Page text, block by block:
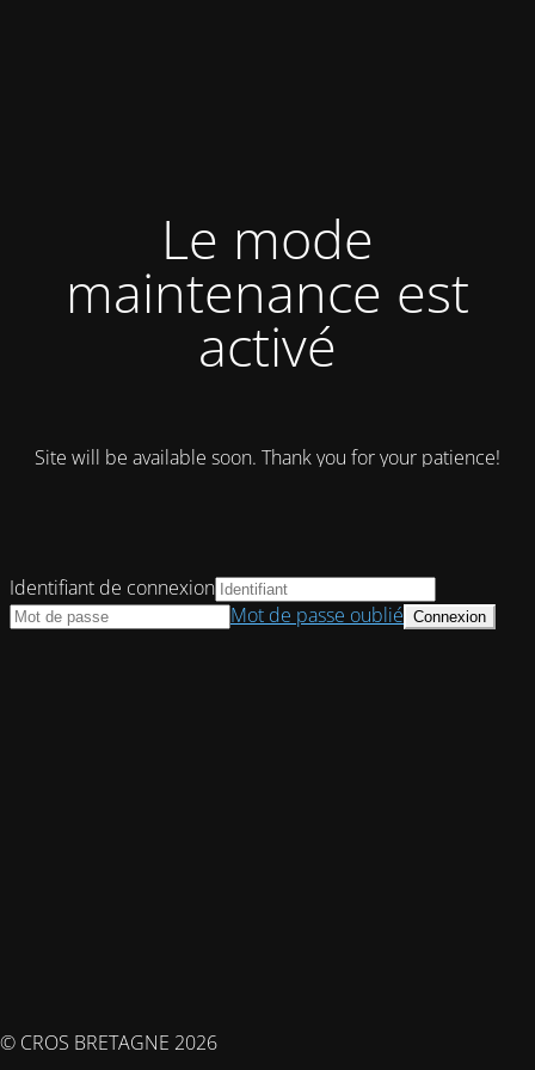
Le mode
maintenance est
activé
Site will be available soon. Thank you for your patience!
© CROS BRETAGNE 2026
Identifiant de connexion
Mot de passe oublié